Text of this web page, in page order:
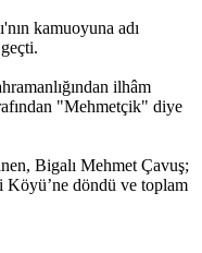
kamuoyuna adı
ilhâm
"Mehmetçik" diye
Bigalı Mehmet Çavuş;
Köyü’ne döndü ve toplam